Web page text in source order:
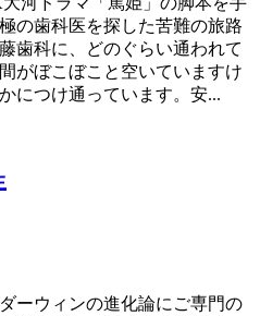
の歯科医を探した苦難の旅路
歯科に、どのぐらい通われて
がぼこぼこと空いていますけ
につけ通っています。安...
ーウィンの進化論にご専門の